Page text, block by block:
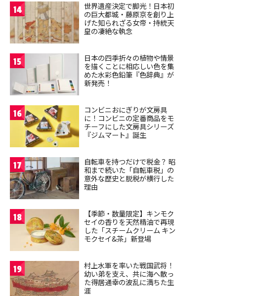
14
世界遺産決定で脚光！日本初
の巨大都城・藤原京を創り上
げた知られざる女帝・持統天
皇の凄絶な執念
15
日本の四季折々の植物や情景
を描くことに相応しい色を集
めた水彩色鉛筆『色辞典』が
新発売！
16
コンビニおにぎりが文房具
に！コンビニの定番商品をモ
チーフにした文房具シリーズ
『ジムマート』誕生
17
自転車を持つだけで税金？ 昭
和まで続いた「自転車税」の
意外な歴史と脱税が横行した
理由
18
【季節・数量限定】キンモク
セイの香りを天然精油で再現
した「スチームクリーム キン
モクセイ&茶」新登場
19
村上水軍を率いた戦国武将！
幼い弟を支え、共に海へ散っ
た得居通幸の波乱に満ちた生
涯